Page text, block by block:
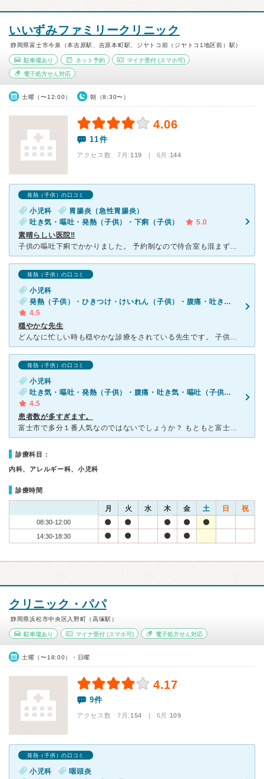
いいずみファミリークリニック
静岡県富士市今泉（本吉原駅、吉原本町駅、ジヤトコ前（ジヤトコ1地区前）駅）
駐車場あり ネット予約 マイナ受付 (スマホ可)
電子処方せん対応
土曜（〜12:00） 朝（8:30〜）
4.06
11件
アクセス数 7月:119 | 6月:144
発熱（子供）の口コミ
小児科
胃腸炎（急性胃腸炎）
吐き気・嘔吐・発熱（子供）・下痢（子供）
5.0
素晴らしい医院‼︎
子供の嘔吐下痢でかかりました。 予約制なので待合室も混まず、初診から予約がとれるので便利です。 感染症の疑いがある人は個室へ移動し順番を待ちます。 診察室で先生を待っていると驚くのが、白衣を着て
発熱（子供）の口コミ
小児科
発熱（子供）・ひきつけ・けいれん（子供）・腹痛・吐き気・嘔吐（子供）
4.5
穏やかな先生
どんなに忙しい時も穏やかな診療をされている先生です。 子供は怪我したり熱出るのが夕方が多く困ってしまうのですが、19時までやっているのでギリギリでも電話すると状況によっては見てくれます。 看護師さ
発熱（子供）の口コミ
小児科
吐き気・嘔吐・発熱（子供）・腹痛・吐き気・嘔吐（子供）・咳・呼吸困難（子供）
4.5
患者数が多すぎます。
富士市で多分１番人気なのではないでしょうか？ もともと富士市にはアレルギー科を受け持つ小児科が少ないですね。 ここと他には小川小児科あたりでしょうか。 先代よりも息子である今の先生の方が人気が高
診療科目：
内科、アレルギー科、小児科
診療時間
月 火 水 木 金 土 日 祝
08:30-12:00
14:30-18:30
クリニック・パパ
静岡県浜松市中央区入野町（高塚駅）
駐車場あり マイナ受付(スマホ可) 電子処方せん対応
土曜（〜18:00）・日曜
4.17
9件
アクセス数 7月:154 | 6月:109
発熱（子供）の口コミ
小児科
咽頭炎